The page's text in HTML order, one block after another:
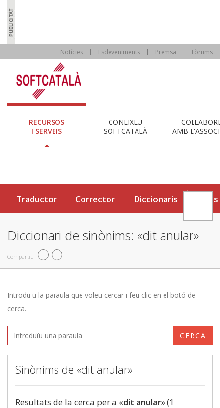
Notícies Esdeveniments Premsa Fòrums
RECURSOS
I SERVEIS
CONEIXEU
SOFTCATALÀ
AMB
Traductor Corrector Diccionaris Eines
Diccionari de sinònims: «dit anular»
Compartiu
Introduïu la paraula que voleu cercar i feu clic en el botó de
cerca.
CERCA
Sinònims de «dit anular»
Resultats de la cerca per a «dit anular» (1